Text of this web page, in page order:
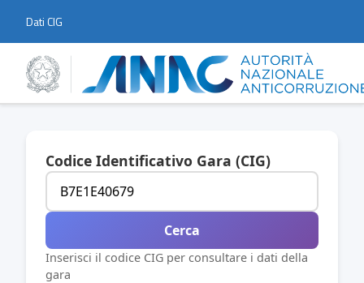
Dati CIG
Codice Identificativo Gara (CIG)
Cerca
Inserisci il codice CIG per consultare i dati della
gara